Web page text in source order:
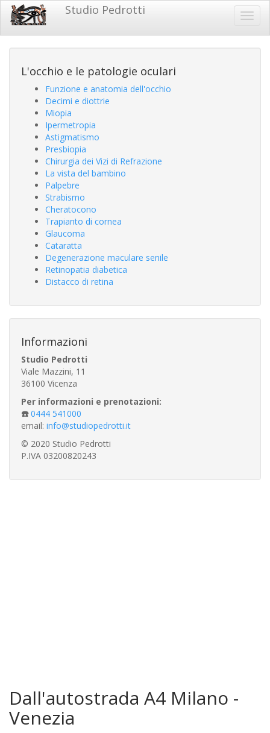
Salta
contenuto
Studio
Pedrotti
Studio Pedrotti
L'occhio e le patologie oculari
Funzione e anatomia dell'occhio
Decimi e diottrie
Miopia
Ipermetropia
Astigmatismo
Presbiopia
Chirurgia dei Vizi di Refrazione
La vista del bambino
Palpebre
Strabismo
Cheratocono
Trapianto di cornea
Glaucoma
Cataratta
Degenerazione maculare senile
Retinopatia diabetica
Distacco di retina
Informazioni
Studio Pedrotti
Viale Mazzini, 11
36100 Vicenza
Per informazioni e prenotazioni:
☎️0444 541000
email: info@studiopedrotti.it
© 2020 Studio Pedrotti
P.IVA 03200820243
Dall'autostrada A4 Milano -
Venezia